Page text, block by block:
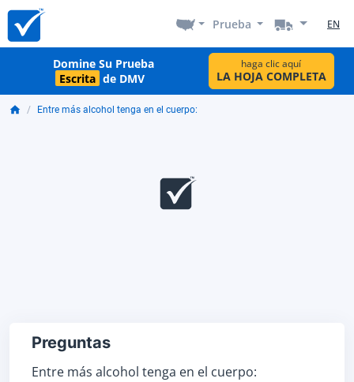
Prueba EN
Domine Su Prueba
Escrita de DMV
haga clic aquí
LA HOJA COMPLETA
Entre más alcohol tenga en el cuerpo:
Preguntas
Entre más alcohol tenga en el cuerpo: